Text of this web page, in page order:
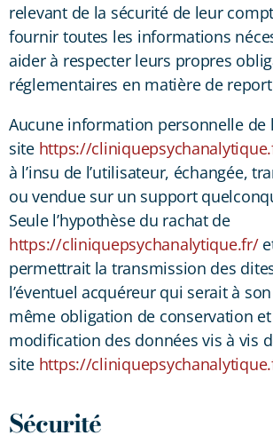
relevant de la sécurité de leur
fournir toutes les informations
aider à respecter leurs propres
réglementaires en matière de
Aucune information personnelle de
site https://
à l’insu de l’utilisateur, échangée,
ou vendue sur un support
Seule l’hypothèse du rachat de
https://cliniquepsychanalytique.fr/
permettrait la transmission des
l’éventuel acquéreur qui serait à
même obligation de conservation
modification des données vis à vis
site https://
Sécurité